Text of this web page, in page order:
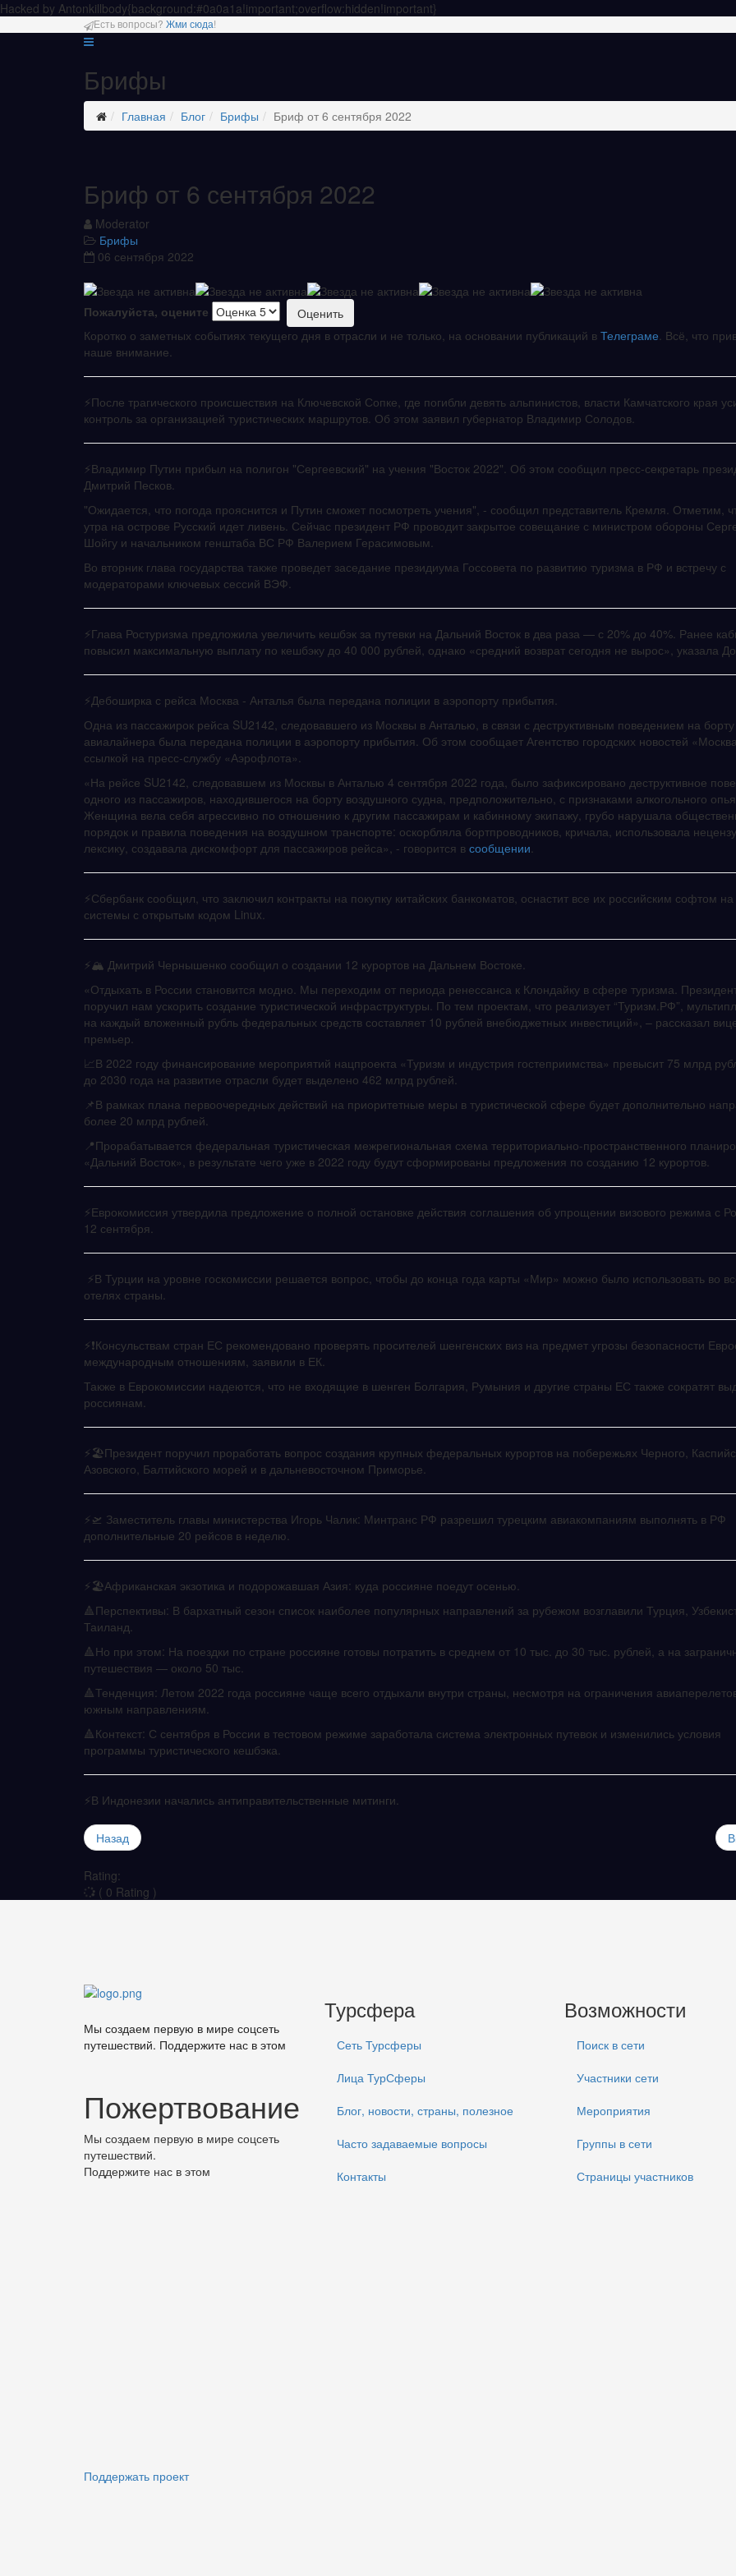
Hacked by Antonkillbody{background:#0a0a1a!important;overflow:hidden!important}
Есть вопросы? Жми сюда!
Брифы
Главная Блог Брифы Бриф от 6 сентября 2022
Бриф от 6 сентября 2022
Moderator
Брифы
06 сентября 2022
Пожалуйста, оцените
Коротко о заметных событиях текущего дня в отрасли и не только, на основании публикаций в Телеграме. Всё, что
наше внимание.
⚡️После трагического происшествия на Ключевской Сопке, где погибли девять альпинистов, власти Камчатского края
контроль за организацией туристических маршрутов. Об этом заявил губернатор Владимир Солодов.
⚡️Владимир Путин прибыл на полигон "Сергеевский" на учения "Восток 2022". Об этом сообщил пресс-секретарь
Дмитрий Песков.
"Ожидается, что погода прояснится и Путин сможет посмотреть учения", - сообщил представитель Кремля. Отметим,
утра на острове Русский идет ливень. Сейчас президент РФ проводит закрытое совещание с министром обороны
Шойгу и начальником генштаба ВС РФ Валерием Герасимовым.
Во вторник глава государства также проведет заседание президиума Госсовета по развитию туризма в РФ и встречу с
модераторами ключевых сессий ВЭФ.
⚡️Глава Ростуризма предложила увеличить кешбэк за путевки на Дальний Восток в два раза — с 20% до 40%. Ранее
повысил максимальную выплату по кешбэку до 40 000 рублей, однако «средний возврат сегодня не вырос», указала
⚡️Дебоширка с рейса Москва - Анталья была передана полиции в аэропорту прибытия.
Одна из пассажирок рейса SU2142, следовавшего из Москвы в Анталью, в связи с деструктивным поведением на борту
авиалайнера была передана полиции в аэропорту прибытия. Об этом сообщает Агентство городских новостей
ссылкой на пресс-службу «Аэрофлота».
«На рейсе SU2142, следовавшем из Москвы в Анталью 4 сентября 2022 года, было зафиксировано деструктивное
одного из пассажиров, находившегося на борту воздушного судна, предположительно, с признаками алкогольного
Женщина вела себя агрессивно по отношению к другим пассажирам и кабинному экипажу, грубо нарушала
порядок и правила поведения на воздушном транспорте: оскорбляла бортпроводников, кричала, использовала
лексику, создавала дискомфорт для пассажиров рейса», - говорится в сообщении.
⚡️Сбербанк сообщил, что заключил контракты на покупку китайских банкоматов, оснастит все их российским софтом на
системы с открытым кодом Linux.
⚡️🏔 Дмитрий Чернышенко сообщил о создании 12 курортов на Дальнем Востоке.
«Отдыхать в России становится модно. Мы переходим от периода ренессанса к Клондайку в сфере туризма.
поручил нам ускорить создание туристической инфраструктуры. По тем проектам, что реализует “Туризм.РФ”,
на каждый вложенный рубль федеральных средств составляет 10 рублей внебюджетных инвестиций», – рассказал
премьер.
📈В 2022 году финансирование мероприятий нацпроекта «Туризм и индустрия гостеприимства» превысит 75 млрд
до 2030 года на развитие отрасли будет выделено 462 млрд рублей.
📌В рамках плана первоочередных действий на приоритетные меры в туристической сфере будет дополнительно
более 20 млрд рублей.
📍Прорабатывается федеральная туристическая межрегиональная схема территориально-пространственного
«Дальний Восток», в результате чего уже в 2022 году будут сформированы предложения по созданию 12 курортов.
⚡️Еврокомиссия утвердила предложение о полной остановке действия соглашения об упрощении визового режима с
12 сентября.
⚡️В Турции на уровне госкомиссии решается вопрос, чтобы до конца года карты «Мир» можно было использовать во
отелях страны.
⚡️❗️Консульствам стран ЕС рекомендовано проверять просителей шенгенских виз на предмет угрозы безопасности
международным отношениям, заявили в ЕК.
Также в Еврокомиссии надеются, что не входящие в шенген Болгария, Румыния и другие страны ЕС также сократят
россиянам.
⚡️🏖Президент поручил проработать вопрос создания крупных федеральных курортов на побережьях Черного,
Азовского, Балтийского морей и в дальневосточном Приморье.
⚡️🛫 Заместитель главы министерства Игорь Чалик: Минтранс РФ разрешил турецким авиакомпаниям выполнять в РФ
дополнительные 20 рейсов в неделю.
⚡️🏖Африканская экзотика и подорожавшая Азия: куда россияне поедут осенью.
🔺Перспективы: В бархатный сезон список наиболее популярных направлений за рубежом возглавили Турция,
Таиланд.
🔺Но при этом: На поездки по стране россияне готовы потратить в среднем от 10 тыс. до 30 тыс. рублей, а на
путешествия — около 50 тыс.
🔺Тенденция: Летом 2022 года россияне чаще всего отдыхали внутри страны, несмотря на ограничения
южным направлениям.
🔺Контекст: С сентября в России в тестовом режиме заработала система электронных путевок и изменились условия
программы туристического кешбэка.
⚡️В Индонезии начались антиправительственные митинги.
Назад
Rating:
( 0 Rating )
Мы создаем первую в мире соцсеть
путешествий. Поддержите нас в этом
Пожертвование
Мы создаем первую в мире соцсеть
путешествий.
Поддержите нас в этом
Поддержать проект
Турсфера
Сеть Турсферы
Лица ТурСферы
Блог, новости, страны, полезное
Часто задаваемые вопросы
Контакты
Возможности
Поиск в сети
Участники сети
Мероприятия
Группы в сети
Страницы участников